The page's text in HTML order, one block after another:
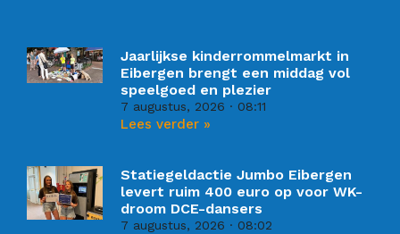
Jaarlijkse kinderrommelmarkt in
Eibergen brengt een middag vol
speelgoed en plezier
7 augustus, 2026 08:11
Lees verder »
Statiegeldactie Jumbo Eibergen
levert ruim 400 euro op voor WK-
droom DCE-dansers
7 augustus, 2026 08:02